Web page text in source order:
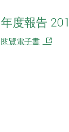
年度報告
閱覽電子書